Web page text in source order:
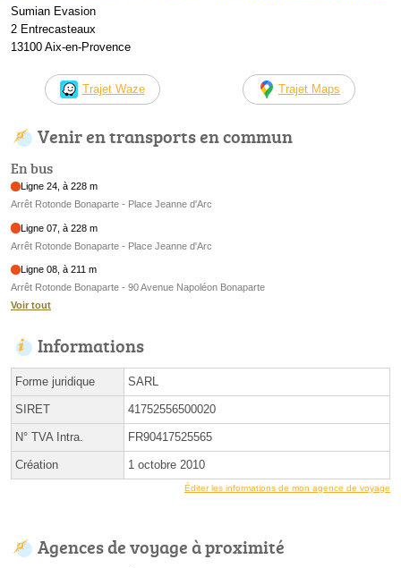
Sumian Evasion
2 Entrecasteaux
13100 Aix-en-Provence
Trajet Waze Trajet Maps
Venir en transports en commun
En bus
Ligne 24, à 228 m
Arrêt Rotonde Bonaparte - Place Jeanne d'Arc
Ligne 07, à 228 m
Arrêt Rotonde Bonaparte - Place Jeanne d'Arc
Ligne 08, à 211 m
Arrêt Rotonde Bonaparte - 90 Avenue Napoléon Bonaparte
Voir tout
Informations
Forme juridique SARL
SIRET 41752556500020
N° TVA Intra. FR90417525565
Création 1 octobre 2010
Éditer les informations de mon agence de voyage
Agences de voyage à proximité